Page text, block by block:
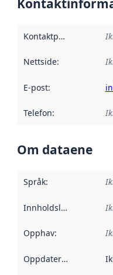
Kontaktpunkt
Nettside:
E-post:
Telefon:
Om dataene
Språk:
Innholdsleverandører :
Opphav:
Oppdateringsfrekvens